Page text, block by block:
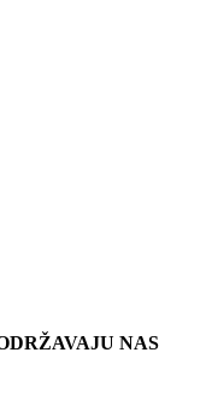
NAS